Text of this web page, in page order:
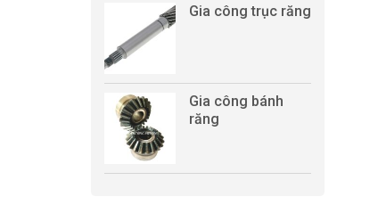
Gia công trục răng
Gia công bánh
răng